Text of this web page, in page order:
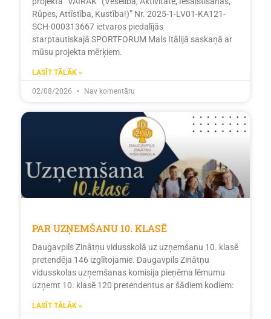
Rūpes, Attīstība, Kustība!)” Nr. 2025-1-LV01-KA121-
SCH-000313667 ietvaros piedalījās
starptautiskajā SPORTFORUM Mals Itālijā saskaņā ar
mūsu projekta mērķiem.
LASĪT TĀLĀK »
02/08/2026 Nav komentāru
PAR UZŅEMŠANU 10. KLASĒ
Daugavpils Zinātņu vidusskolā uz uzņemšanu 10. klasē
pretendēja 146 izglītojamie. Daugavpils Zinātņu
vidusskolas uzņemšanas komisija pieņēma lēmumu
uzņemt 10. klasē 120 pretendentus ar šādiem kodiem:
LASĪT TĀLĀK »